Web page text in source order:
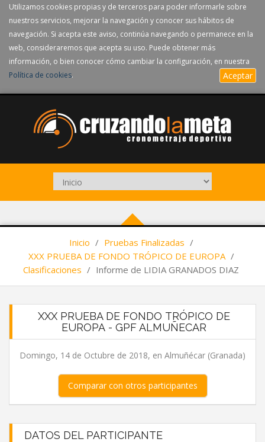
Utilizamos cookies propias y de terceros para poder informarle sobre
nuestros servicios, mejorar la navegación y conocer sus hábitos de
navegación. Si acepta este aviso, continúa navegando o permanece en la
web, consideraremos que acepta su uso. Puede obtener más
información, o bien conocer cómo cambiar la configuración, en nuestra
Política de cookies. Aceptar
Inicio / Pruebas Finalizadas /
XXX PRUEBA DE FONDO TRÓPICO DE EUROPA /
Clasificaciones / Informe de LIDIA GRANADOS DIAZ
XXX PRUEBA DE FONDO TRÓPICO DE
EUROPA - GPF ALMUÑECAR
Domingo, 14 de Octubre de 2018, en Almuñécar (Granada)
Comparar con otros participantes
DATOS DEL PARTICIPANTE